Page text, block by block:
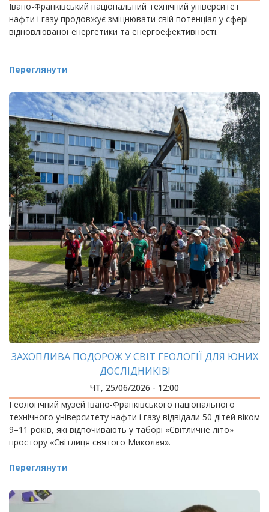
Івано-Франківський національний технічний університет
нафти і газу продовжує зміцнювати свій потенціал у сфері
відновлюваної енергетики та енергоефективності.
Переглянути
ЗАХОПЛИВА ПОДОРОЖ У СВІТ ГЕОЛОГІЇ ДЛЯ ЮНИХ
ДОСЛІДНИКІВ!
ЧТ, 25/06/2026 - 12:00
Геологічний музей Івано-Франківського національного
технічного університету нафти і газу відвідали 50 дітей віком
9–11 років, які відпочивають у таборі «Світличне літо»
простору «Світлиця святого Миколая».
Переглянути